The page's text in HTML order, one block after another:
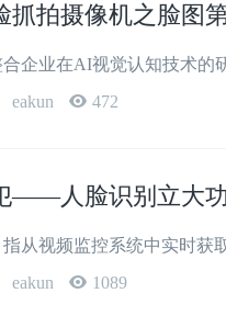
抓拍摄像机之脸图
企业在AI视觉认知技术的
eakun 472
——人脸识别立大功
指从视频监控系统中实时
eakun 1089